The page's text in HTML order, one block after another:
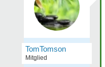
TomTomson
Mitglied